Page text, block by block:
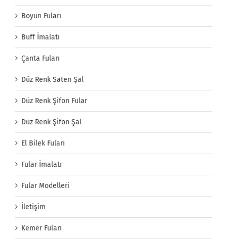
Boyun Fuları
Buff İmalatı
Çanta Fuları
Düz Renk Saten Şal
Düz Renk Şifon Fular
Düz Renk Şifon Şal
El Bilek Fuları
Fular İmalatı
Fular Modelleri
İletişim
Kemer Fuları